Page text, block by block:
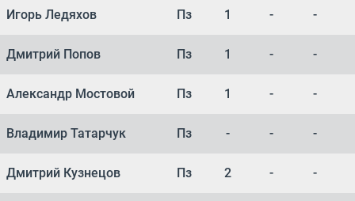
Игорь Ледяхов Пз 1 - -
Дмитрий Попов Пз 1 - -
Александр Мостовой Пз 1 - -
Владимир Татарчук Пз - - -
Дмитрий Кузнецов Пз 2 - -